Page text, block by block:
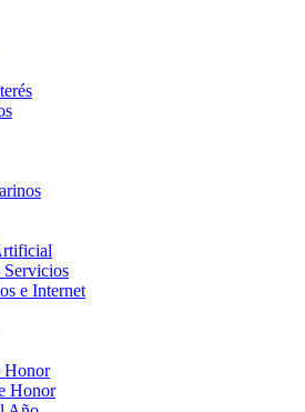
Servicios
e Internet
Honor
Honor